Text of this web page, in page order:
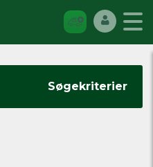
Søgekriterier